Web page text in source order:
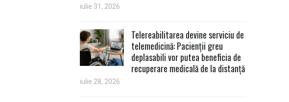
iulie 31, 2026
Telereabilitarea devine serviciu de
telemedicină: Pacienții greu
deplasabili vor putea beneficia de
recuperare medicală de la distanță
iulie 28, 2026